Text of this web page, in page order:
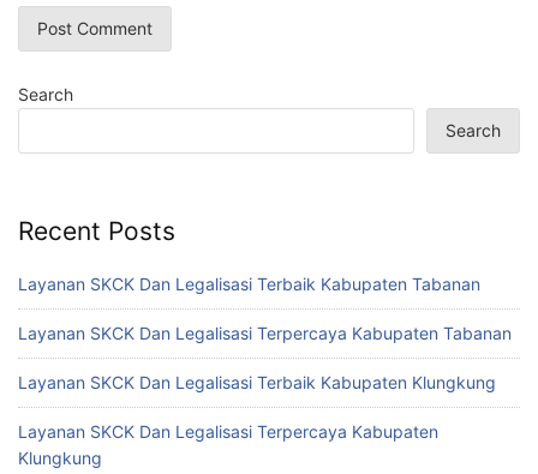
Search
Search
Recent Posts
Layanan SKCK Dan Legalisasi Terbaik Kabupaten Tabanan
Layanan SKCK Dan Legalisasi Terpercaya Kabupaten Tabanan
Layanan SKCK Dan Legalisasi Terbaik Kabupaten Klungkung
Layanan SKCK Dan Legalisasi Terpercaya Kabupaten
Klungkung